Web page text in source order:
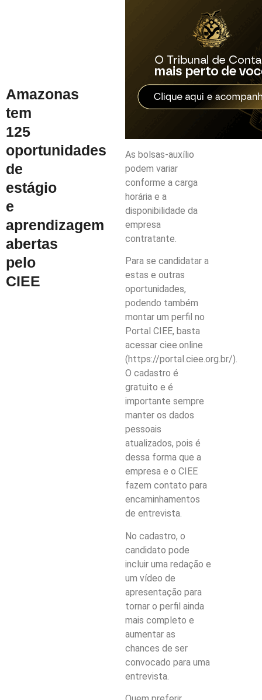
Amazonas
tem
125
oportunidades
de
estágio
e
aprendizagem
abertas
pelo
CIEE
As bolsas-auxílio
podem variar
conforme a carga
horária e a
disponibilidade da
empresa
contratante.
Para se candidatar a
estas e outras
oportunidades,
podendo também
montar um perfil no
Portal CIEE, basta
acessar ciee.online
(https://portal.ciee.org.br/).
O cadastro é
gratuito e é
importante sempre
manter os dados
pessoais
atualizados, pois é
dessa forma que a
empresa e o CIEE
fazem contato para
encaminhamentos
de entrevista.
No cadastro, o
candidato pode
incluir uma redação e
um vídeo de
apresentação para
tornar o perfil ainda
mais completo e
aumentar as
chances de ser
convocado para uma
entrevista.